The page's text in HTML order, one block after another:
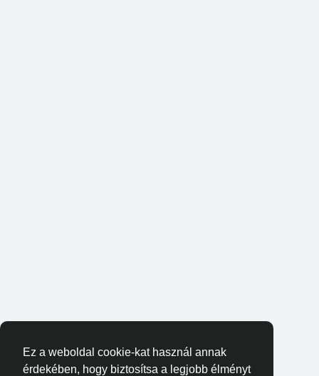
Ez a weboldal cookie-kat használ annak
érdekében, hogy biztosítsa a legjobb élményt